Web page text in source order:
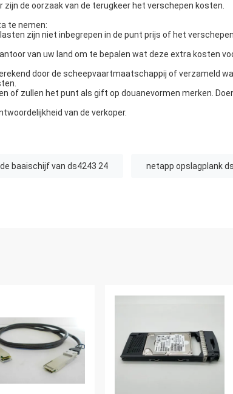
zijn de oorzaak van de terugkeer het verschepen kosten.
te nemen:
zijn niet inbegrepen in de punt prijs of het
van uw land om te bepalen wat deze extra kosten
door de scheepvaartmaatschappij of verzameld
of zullen het punt als gift op douanevormen merken.
van de verkoper.
baaischijf van ds4243 24 netapp opslagplank